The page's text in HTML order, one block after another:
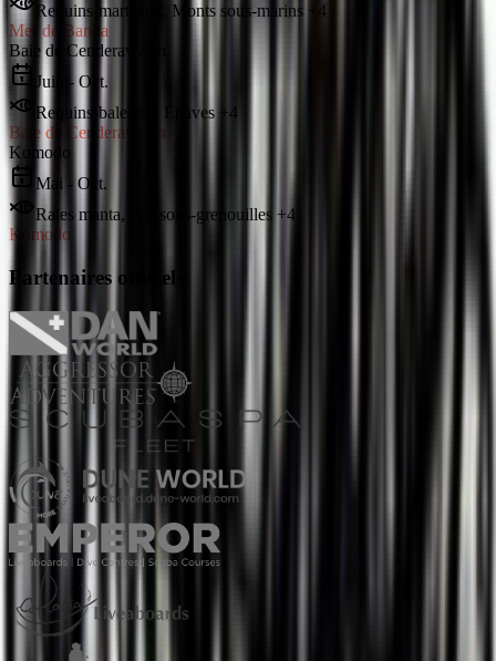
Requins-marteaux, Monts sous-marins +4
Mer de Banda
Baie de Cenderawasih
Juin - Oct.
Requins-baleines, Épaves +4
Baie de Cenderawasih
Komodo
Mai - Oct.
Raies manta, Poissons-grenouilles +4
Komodo
Partenaires officiels